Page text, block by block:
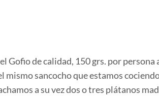
Gofio de calidad, 150 grs. por
mismo sancocho que estamos
a su vez dos o tres plátanos